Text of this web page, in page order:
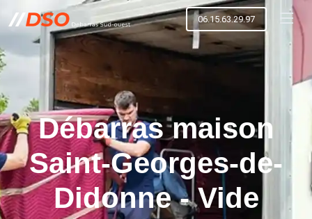
06.15.63.29.97
Débarras maison
Saint-Georges-de-
Didonne - Vide